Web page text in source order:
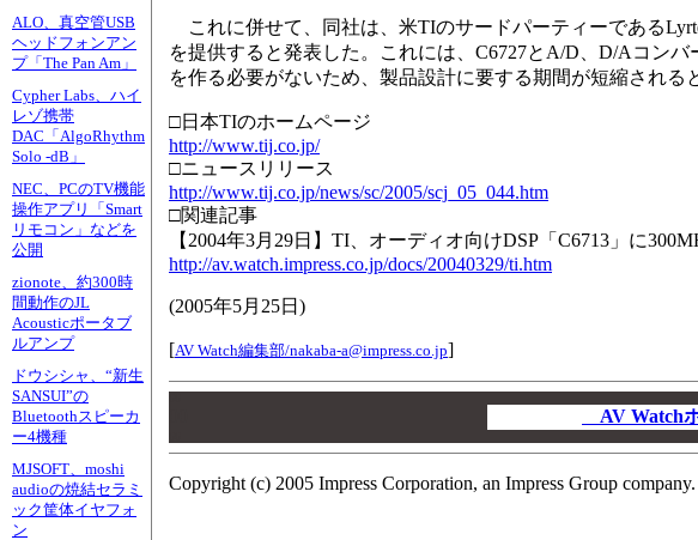
ALO、真空管USB
ヘッドフォンアン
プ「The Pan Am」
Cypher Labs、ハイ
レゾ携帯
DAC「AlgoRhythm
Solo -dB」
NEC、PCのTV機能
操作アプリ「Smart
リモコン」などを
公開
zionote、約300時
間動作のJL
Acousticポータブ
ルアンプ
ドウシシャ、“新生
SANSUI”の
Bluetoothスピーカ
ー4機種
MJSOFT、moshi
audioの焼結セラミ
ック筐体イヤフォ
ン
これに併せて、同社は、米TIのサードパーティーである
を提供すると発表した。これには、C6727とA/D、D/Aコン
を作る必要がないため、製品設計に要する期間が短縮される
□日本TIのホームページ
http://www.tij.co.jp/
□ニュースリリース
http://www.tij.co.jp/news/sc/2005/scj_05_044.htm
□関連記事
【2004年3月29日】TI、オーディオ向けDSP「C6713」に
http://av.watch.impress.co.jp/docs/20040329/ti.htm
(2005年5月25日 )
[AV Watch編集部/nakaba-a@impress.co.jp]
AV Watch
Copyright (c) 2005 Impress Corporation, an Impress Group